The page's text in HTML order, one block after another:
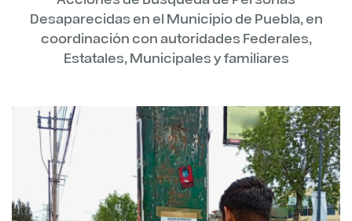
Desaparecidas en el Municipio de Puebla, en
coordinación con autoridades Federales,
Estatales, Municipales y familiares